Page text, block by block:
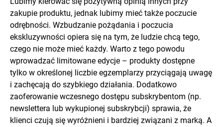
zakupie produktu, jednak lubimy mieć także poczucie
odrębności. Wzbudzanie pożądania i poczucia
ekskluzywności opiera się na tym, że ludzie chcą tego,
czego nie może mieć każdy. Warto z tego powodu
wprowadzać limitowane edycje – produkty dostępne
tylko w określonej liczbie egzemplarzy przyciągają uwagę
i zachęcają do szybkiego działania. Dodatkowo
zaoferowanie wczesnego dostępu subskrybentom (np.
newslettera lub wykupionej subskrybcji) sprawia, że
klienci czują się wyróżnieni i bardziej związani z marką. A